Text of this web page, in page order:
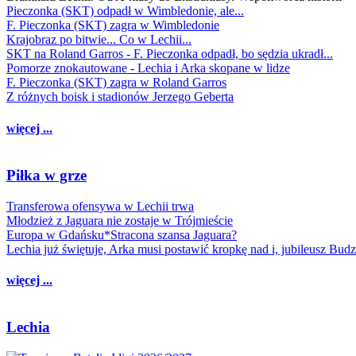
Pieczonka (SKT) odpadł w Wimbledonie, ale...
F. Pieczonka (SKT) zagra w Wimbledonie
Krajobraz po bitwie... Co w Lechii...
SKT na Roland Garros - F. Pieczonka odpadł, bo sędzia ukradł...
Pomorze znokautowane - Lechia i Arka skopane w lidze
F. Pieczonka (SKT) zagra w Roland Garros
Z różnych boisk i stadionów Jerzego Geberta
więcej ...
Piłka w grze
Transferowa ofensywa w Lechii trwa
Młodzież z Jaguara nie zostaje w Trójmieście
Europa w Gdańsku*Stracona szansa Jaguara?
Lechia już świętuje, Arka musi postawić kropkę nad i, jubileusz
więcej ...
Lechia